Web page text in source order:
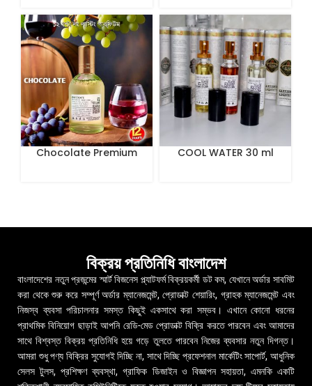
Chocolate Premium
COOL WATER 30 ml
বিক্রয় প্রতিনিধি বাংলাদেশ
বাংলাদেশের নতুন প্রজন্মের স্মার্ট বিজনেস প্ল্যাটফর্ম বিক্রয়কর্মী ডট কম, যেখানে অর্ডার সাবমিট
করা থেকে শুরু করে সম্পূর্ণ অর্ডার ম্যানেজমেন্ট, প্রোডাক্ট শেয়ারিং, গ্রাহক ম্যানেজমেন্ট এবং
নিজস্ব ব্যবসা পরিচালনার সমস্ত কিছুই একসাথে করা সম্ভব। এখানে কোনো ধরনের
প্রাথমিক বিনিয়োগ ছাড়াই আপনি রেডি-মেড প্রোডাক্ট বিক্রি করতে পারবেন এবং আমাদের
সাথে বিশ্বস্ত বিক্রয় প্রতিনিধি হয়ে গড়ে তুলতে পারবেন নিজের ব্যবসার নতুন দিগন্ত।
আমরা শুধু পণ্য বিক্রির সুযোগই দিচ্ছি না, সাথে দিচ্ছি প্রফেশনাল মার্কেটিং সাপোর্ট, আধুনিক
সেলস টুলস, প্রশিক্ষণ ব্যবস্থা, গ্রাফিক ডিজাইন ও বিজ্ঞাপন সহায়তা, এমনকি একটি